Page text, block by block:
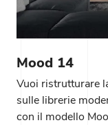
Mood 14
Vuoi ristrutturare
sulle librerie
con il modello